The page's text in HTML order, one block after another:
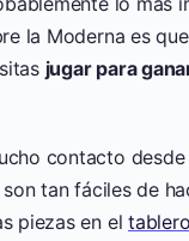
la Moderna es
jugar para
contacto
tan fáciles de
piezas en eltablero